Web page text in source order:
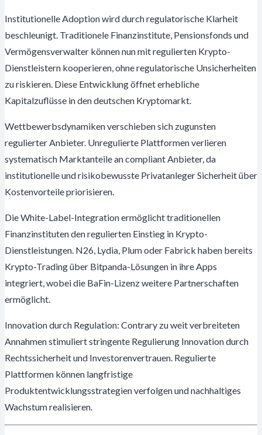
Institutionelle Adoption wird durch regulatorische Klarheit
beschleunigt. Traditionele Finanzinstitute, Pensionsfonds und
Vermögensverwalter können nun mit regulierten Krypto-
Dienstleistern kooperieren, ohne regulatorische Unsicherheiten
zu riskieren. Diese Entwicklung öffnet erhebliche
Kapitalzuflüsse in den deutschen Kryptomarkt.
Wettbewerbsdynamiken verschieben sich zugunsten
regulierter Anbieter. Unregulierte Plattformen verlieren
systematisch Marktanteile an compliant Anbieter, da
institutionelle und risikobewusste Privatanleger Sicherheit über
Kostenvorteile priorisieren.
Die White-Label-Integration ermöglicht traditionellen
Finanzinstituten den regulierten Einstieg in Krypto-
Dienstleistungen. N26, Lydia, Plum oder Fabrick haben bereits
Krypto-Trading über Bitpanda-Lösungen in ihre Apps
integriert, wobei die BaFin-Lizenz weitere Partnerschaften
ermöglicht.
Innovation durch Regulation: Contrary zu weit verbreiteten
Annahmen stimuliert stringente Regulierung Innovation durch
Rechtssicherheit und Investorenvertrauen. Regulierte
Plattformen können langfristige
Produktentwicklungsstrategien verfolgen und nachhaltiges
Wachstum realisieren.